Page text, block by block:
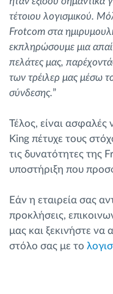
τέτοιου λογισμικού.
Frotcom στα
εκπληρώσουμε μια
πελάτες μας,
των τρέιλερ μας μέσω
σύνδεσης.”
Τέλος, είναι
King πέτυχε τους
τις δυνατότητες της
υποστήριξη που
Εάν η εταιρεία σας
προκλήσεις,
μας και ξεκινήστε να
στόλο σας με το